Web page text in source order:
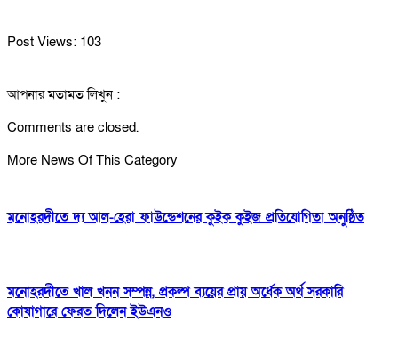
Post Views: 103
আপনার মতামত লিখুন :
Comments are closed.
More News Of This Category
মনোহরদীতে দ্য আল-হেরা ফাউন্ডেশনের কুইক কুইজ প্রতিযোগিতা অনুষ্ঠিত
মনোহরদীতে খাল খনন সম্পন্ন, প্রকল্প ব্যয়ের প্রায় অর্ধেক অর্থ সরকারি
কোষাগারে ফেরত দিলেন ইউএনও